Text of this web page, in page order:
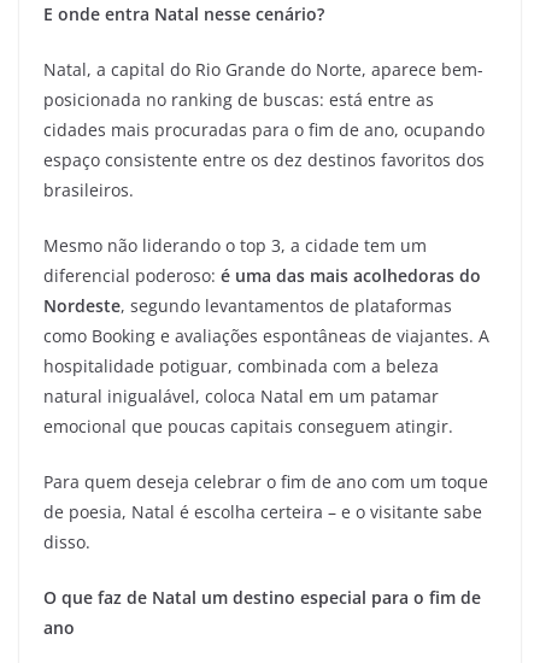
E onde entra Natal nesse cenário?
Natal, a capital do Rio Grande do Norte, aparece bem-
posicionada no ranking de buscas: está entre as
cidades mais procuradas para o fim de ano, ocupando
espaço consistente entre os dez destinos favoritos dos
brasileiros.
Mesmo não liderando o top 3, a cidade tem um
diferencial poderoso: é uma das mais acolhedoras do
Nordeste, segundo levantamentos de plataformas
como Booking e avaliações espontâneas de viajantes. A
hospitalidade potiguar, combinada com a beleza
natural inigualável, coloca Natal em um patamar
emocional que poucas capitais conseguem atingir.
Para quem deseja celebrar o fim de ano com um toque
de poesia, Natal é escolha certeira – e o visitante sabe
disso.
O que faz de Natal um destino especial para o fim de
ano